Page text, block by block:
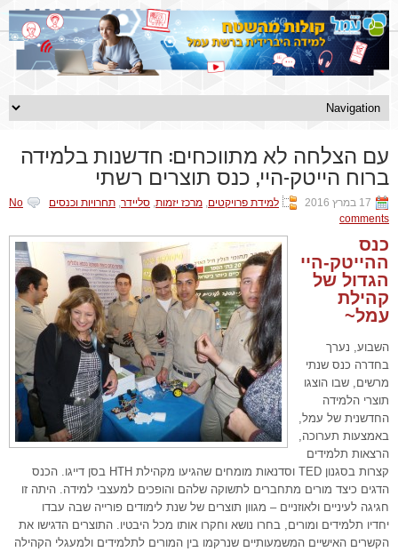
עם הצלחה לא מתווכחים: חדשנות בלמידה
ברוח הייטק-היי, כנס תוצרים רשתי
17 במרץ 2016 למידת פרויקטים, מרכז יזמות, סליידר, תחרויות וכנסים
No
comments
כנס
ההייטק-היי
הגדול של
קהילת
עמל~
השבוע, נערך
בחדרה כנס שנתי
מרשים, שבו הוצגו
תוצרי הלמידה
החדשנית של עמל,
באמצעות תערוכה,
הרצאות תלמידים
קצרות בסגנון TED
וסדנאות מומחים שהגיעו מקהילת HTH בסן דייגו. הכנס
הדגים כיצד מורים מתחברים לתשוקה שלהםוהופכים למעצבי למידה. היתה זו
חגיגה לעיניים ולאוזניים – מגוון תוצרים של שנת לימודים פורייה שבה עבדו
יחדיו תלמידים ומורים, בחרו נושא וחקרו אותו מכל היבטיו. התוצרים הדגישו את
הקשרים האישיים המשמעותיים שנרקמו בין המורים לתלמידים ולמעגלי הקהילה